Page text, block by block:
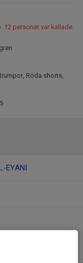
12 personer var kallade.
Röda shorts,
EYANI